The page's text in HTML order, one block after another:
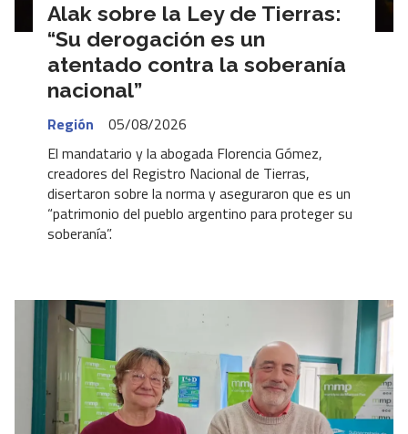
Alak sobre la Ley de Tierras:
“Su derogación es un
atentado contra la soberanía
nacional”
Región
05/08/2026
El mandatario y la abogada Florencia Gómez,
creadores del Registro Nacional de Tierras,
disertaron sobre la norma y aseguraron que es un
“patrimonio del pueblo argentino para proteger su
soberanía”.